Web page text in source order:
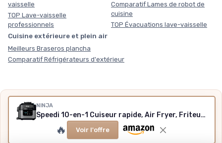
NINJA
Speedi 10-en-1 Cuiseur rapide, Air Fryer, Friteuse à air et Multicuiseur, 5.7L, Repas pour 4 en 15 minutes, Vapeur, Gril, Cuire au four, Rôtir, Saisir, Mijoter et plus, Noir, ON500EU
🔥 Voir l'offre
vaisselle
TOP Lave-vaisselle
professionnels
Comparatif Lames de robot de
cuisine
TOP Évacuations lave-vaisselle
Cuisine extérieure et plein air
Meilleurs Braseros plancha
Comparatif Réfrigérateurs d'extérieur
Nos outils gratuits
Des chiffres plutôt que des impressions, sans inscription,
méthode et sources expliquées.